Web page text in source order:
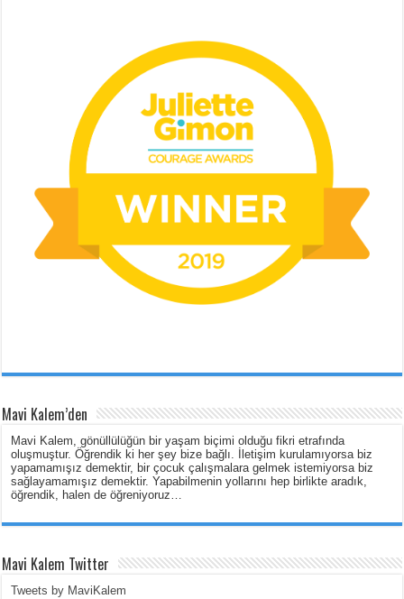
Mavi Kalem’den
Mavi Kalem, gönüllülüğün bir yaşam biçimi olduğu fikri etrafında
oluşmuştur. Öğrendik ki her şey bize bağlı. İletişim kurulamıyorsa biz
yapamamışız demektir, bir çocuk çalışmalara gelmek istemiyorsa biz
sağlayamamışız demektir. Yapabilmenin yollarını hep birlikte aradık,
öğrendik, halen de öğreniyoruz…
Mavi Kalem Twitter
Tweets by MaviKalem